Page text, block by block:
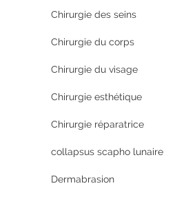
Chirurgie des seins
Chirurgie du corps
Chirurgie du visage
Chirurgie esthétique
Chirurgie réparatrice
collapsus scapho lunaire
Dermabrasion